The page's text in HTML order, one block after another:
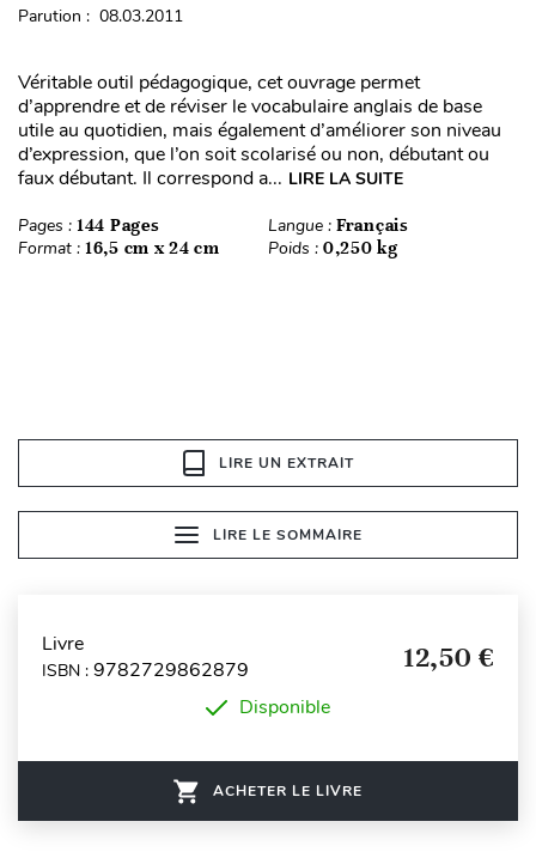
Parution : 08.03.2011
Véritable outil pédagogique, cet ouvrage permet
d’apprendre et de réviser le vocabulaire anglais de base
utile au quotidien, mais également d’améliorer son niveau
d’expression, que l’on soit scolarisé ou non, débutant ou
faux débutant. Il correspond a... LIRE LA SUITE
Pages : 144 Pages Langue : Français
Format : 16,5 cm x 24 cm Poids : 0,250 kg
LIRE UN EXTRAIT
LIRE LE SOMMAIRE
Livre
ISBN : 9782729862879 12,50 €
Disponible
ACHETER LE LIVRE